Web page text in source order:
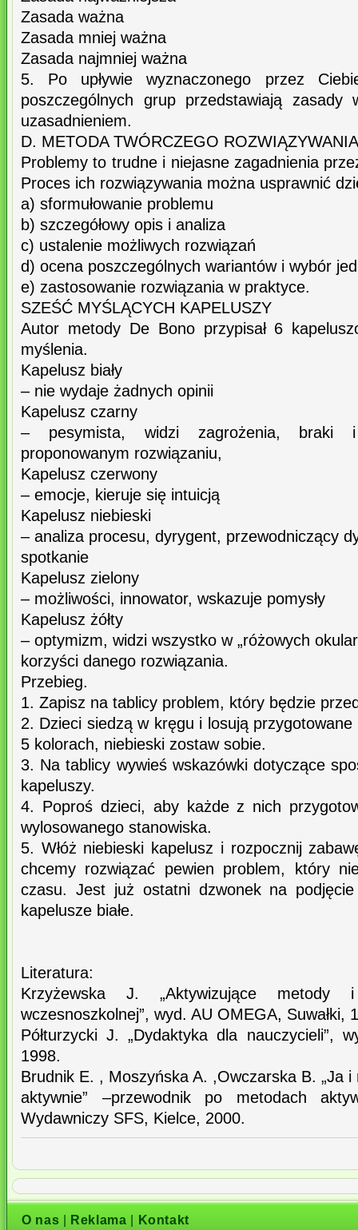
Zasada ważna
Zasada mniej ważna
Zasada najmniej ważna
5. Po upływie wyznaczonego przez
poszczególnych grup przedstawiają zasady
uzasadnieniem.
D. METODA TWÓRCZEGO
Problemy to trudne i niejasne zagadnienia
Proces ich rozwiązywania można usprawnić
a) sformułowanie problemu
b) szczegółowy opis i analiza
c) ustalenie możliwych rozwiązań
d) ocena poszczególnych wariantów i wybór
e) zastosowanie rozwiązania w praktyce.
SZEŚĆ MYŚLĄCYCH KAPELUSZY
Autor metody De Bono przypisał 6
myślenia.
Kapelusz biały
– nie wydaje żadnych opinii
Kapelusz czarny
– pesymista, widzi zagrożenia, braki i
proponowanym rozwiązaniu,
Kapelusz czerwony
– emocje, kieruje się intuicją
Kapelusz niebieski
– analiza procesu, dyrygent, przewodniczący
spotkanie
Kapelusz zielony
– możliwości, innowator, wskazuje pomysły
Kapelusz żółty
– optymizm, widzi wszystko w „różowych
korzyści danego rozwiązania.
Przebieg.
1. Zapisz na tablicy problem, który będzie
2. Dzieci siedzą w kręgu i losują
5 kolorach, niebieski zostaw sobie.
3. Na tablicy wywieś wskazówki dotyczące
kapeluszy.
4. Poproś dzieci, aby każde z nich
wylosowanego stanowiska.
5. Włóż niebieski kapelusz i rozpocznij
chcemy rozwiązać pewien problem, który
czasu. Jest już ostatni dzwonek na
kapelusze białe.
Literatura:
Krzyżewska J. „Aktywizujące
wczesnoszkolnej”, wyd. AU OMEGA, Suwałki,
Półturzycki J. „Dydaktyka dla nauczycieli”,
1998.
Brudnik E. , Moszyńska A. ,Owczarska B. „Ja
aktywnie” –przewodnik po metodach
Wydawniczy SFS, Kielce, 2000.
O nas Reklama Kontakt